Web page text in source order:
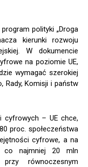
polityki „Droga
kierunki rozwoju
W dokumencie
na poziomie UE,
wymagać szerokiej
Rady, Komisji i państw
cyfrowych – UE chce,
proc. społeczeństwa
cyfrowe, a na
co najmniej 20 mln
równoczesnym